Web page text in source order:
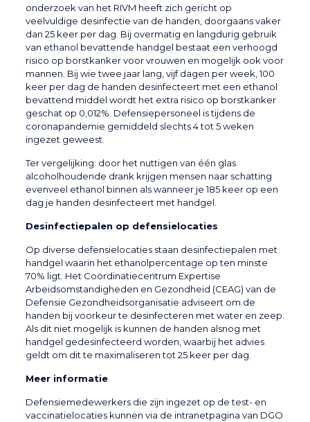
onderzoek van het RIVM heeft zich gericht op
veelvuldige desinfectie van de handen, doorgaans vaker
dan 25 keer per dag. Bij overmatig en langdurig gebruik
van ethanol bevattende handgel bestaat een verhoogd
risico op borstkanker voor vrouwen en mogelijk ook voor
mannen. Bij wie twee jaar lang, vijf dagen per week, 100
keer per dag de handen desinfecteert met een ethanol
bevattend middel wordt het extra risico op borstkanker
geschat op 0,012%. Defensiepersoneel is tijdens de
coronapandemie gemiddeld slechts 4 tot 5 weken
ingezet geweest.
Ter vergelijking: door het nuttigen van één glas
alcoholhoudende drank krijgen mensen naar schatting
evenveel ethanol binnen als wanneer je 185 keer op een
dag je handen desinfecteert met handgel.
Desinfectiepalen op defensielocaties
Op diverse defensielocaties staan desinfectiepalen met
handgel waarin het ethanolpercentage op ten minste
70% ligt. Het Coördinatiecentrum Expertise
Arbeidsomstandigheden en Gezondheid (CEAG) van de
Defensie Gezondheidsorganisatie adviseert om de
handen bij voorkeur te desinfecteren met water en zeep.
Als dit niet mogelijk is kunnen de handen alsnog met
handgel gedesinfecteerd worden, waarbij het advies
geldt om dit te maximaliseren tot 25 keer per dag.
Meer informatie
Defensiemedewerkers die zijn ingezet op de test- en
vaccinatielocaties kunnen via de intranetpagina van DGO